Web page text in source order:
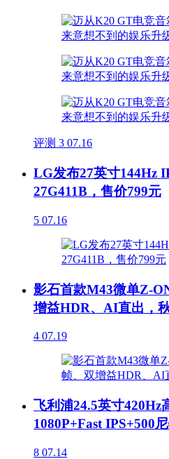
评测 3 07.16
LG发布27英寸144Hz
27G411B，售价799元
5 07.16
影石首款M43微单Z-
增益HDR、AI直出，
4 07.19
飞利浦24.5英寸420Hz
1080P+Fast IPS+500
8 07.14